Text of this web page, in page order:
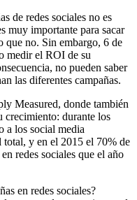
de redes sociales no es
muy importante para sacar
que no. Sin embargo, 6 de
medir el ROI de su
no pueden saber
las diferentes campañas.
Measured, donde también
crecimiento: durante los
a los social media
total, y en el 2015 el 70% de
redes sociales que el año
en redes sociales?